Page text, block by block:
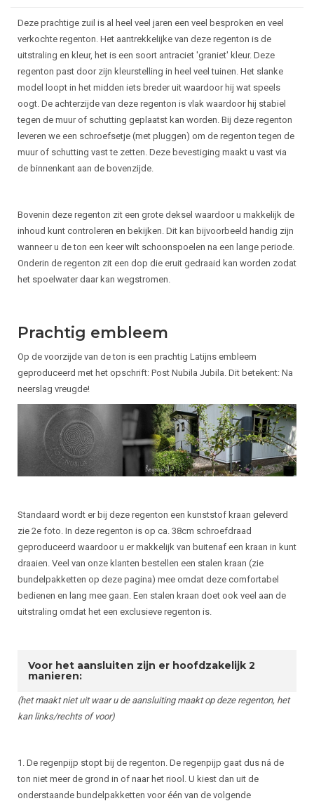
Deze prachtige zuil is al heel veel jaren een veel besproken en veel
verkochte regenton. Het aantrekkelijke van deze regenton is de
uitstraling en kleur, het is een soort antraciet 'graniet' kleur. Deze
regenton past door zijn kleurstelling in heel veel tuinen. Het slanke
model loopt in het midden iets breder uit waardoor hij wat speels
oogt. De achterzijde van deze regenton is vlak waardoor hij stabiel
tegen de muur of schutting geplaatst kan worden. Bij deze regenton
leveren we een schroefsetje (met pluggen) om de regenton tegen de
muur of schutting vast te zetten. Deze bevestiging maakt u vast via
de binnenkant aan de bovenzijde.
Bovenin deze regenton zit een grote deksel waardoor u makkelijk de
inhoud kunt controleren en bekijken. Dit kan bijvoorbeeld handig zijn
wanneer u de ton een keer wilt schoonspoelen na een lange periode.
Onderin de regenton zit een dop die eruit gedraaid kan worden zodat
het spoelwater daar kan wegstromen.
Prachtig embleem
Op de voorzijde van de ton is een prachtig Latijns embleem
geproduceerd met het opschrift: Post Nubila Jubila. Dit betekent: Na
neerslag vreugde!
Standaard wordt er bij deze regenton een kunststof kraan geleverd
zie 2e foto. In deze regenton is op ca. 38cm schroefdraad
geproduceerd waardoor u er makkelijk van buitenaf een kraan in kunt
draaien. Veel van onze klanten bestellen een stalen kraan (zie
bundelpakketten op deze pagina) mee omdat deze comfortabel
bedienen en lang mee gaan. Een stalen kraan doet ook veel aan de
uitstraling omdat het een exclusieve regenton is.
Voor het aansluiten zijn er hoofdzakelijk 2
manieren:
(het maakt niet uit waar u de aansluiting maakt op deze regenton, het
kan links/rechts of voor)
1. De regenpijp stopt bij de regenton. De regenpijp gaat dus ná de
ton niet meer de grond in of naar het riool. U kiest dan uit de
onderstaande bundelpakketten voor één van de volgende